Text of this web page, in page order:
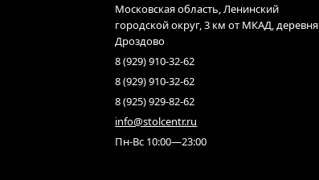
Московская область, Ленинский
городской округ, 3 км от МКАД, деревня
Дроздово
8 (929) 910-32-62
8 (929) 910-32-62
8 (925) 929-82-62
info@stolcentr.ru
Пн-Вс 10:00—23:00